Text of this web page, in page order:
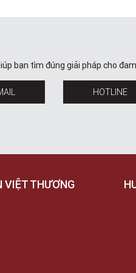
bạn tìm đúng giải pháp cho
HOTLINE
VIỆT THƯƠNG